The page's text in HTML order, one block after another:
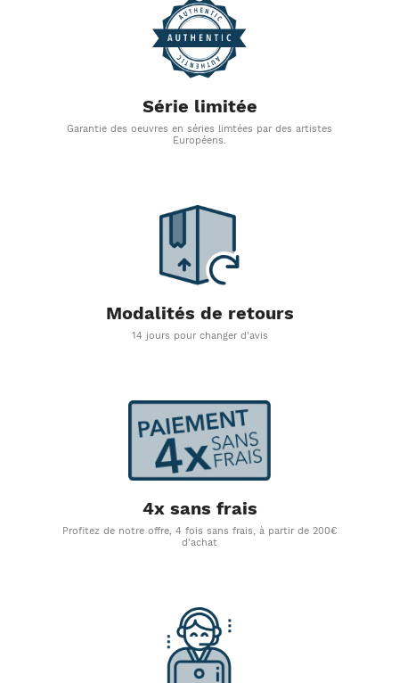
Série limitée
Garantie des oeuvres en séries limtées par des artistes
Européens.
Modalités de retours
14 jours pour changer d'avis
4x sans frais
Profitez de notre offre, 4 fois sans frais, à partir de 200€
d'achat